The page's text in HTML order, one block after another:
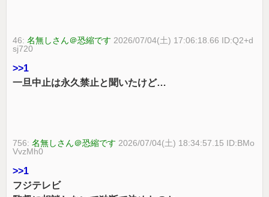
46:名無しさん＠恐縮です 2026/07/04(土) 17:06:18.66 ID:Q2+d
sj720
>>1
一旦中止は永久禁止と聞いたけど…
756:名無しさん＠恐縮です 2026/07/04(土) 18:34:57.15 ID:BMo
VvzMh0
>>1
フジテレビ